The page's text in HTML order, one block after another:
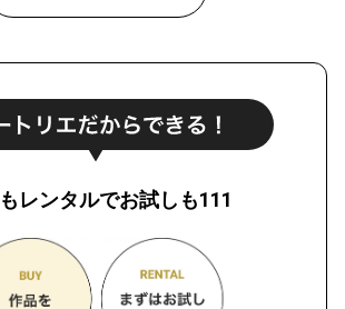
レンタルでお試しも111